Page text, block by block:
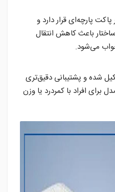
پارچه‌ای قرار دارد و
باعث کاهش انتقال
می‌شود.
شده و پشتیبانی دقیق‌تری
برای افراد با کمردرد یا وزن